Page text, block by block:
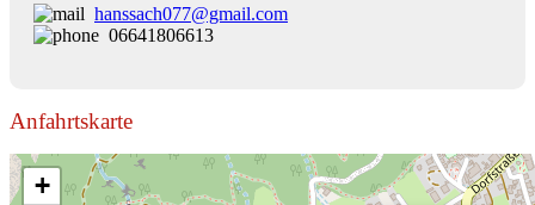
hanssach077@gmail.com
06641806613
Anfahrtskarte
+